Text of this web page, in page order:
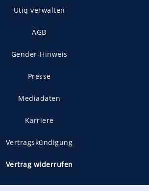
Utiq verwalten
AGB
Gender-Hinweis
Presse
Mediadaten
Karriere
Vertragskündigung
Vertrag widerrufen